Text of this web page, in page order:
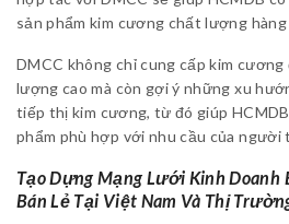
sản phẩm kim cương chất lượng
DMCC không chỉ cung cấp kim
lượng cao mà còn gợi ý những xu
tiếp thị kim cương, từ đó giúp
phẩm phù hợp với nhu cầu của người
Tạo Dựng Mạng Lưới Kinh Doanh
Bán Lẻ Tại Việt Nam Và Thị